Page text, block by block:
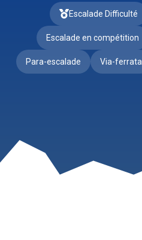
Escalade Difficulté
Escalade en compétition
Para-escalade Via-ferrata